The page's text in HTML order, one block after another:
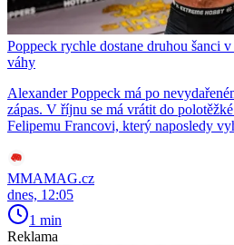
Poppeck rychle dostane druhou šanci
váhy
Alexander Poppeck má po
zápas. V říjnu se má vrátit do
Felipemu Francovi, který naposledy
MMAMAG.cz
dnes, 12:05
1 min
Reklama